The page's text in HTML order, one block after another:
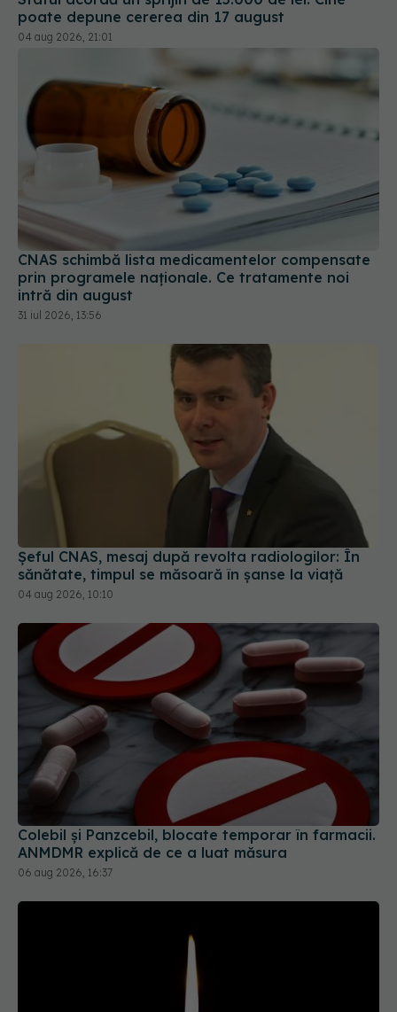
CNAS schimbă lista medicamentelor compensate
prin programele naționale. Ce tratamente noi
intră din august
31 iul 2026, 13:56
Șeful CNAS, mesaj după revolta radiologilor: În
sănătate, timpul se măsoară în șanse la viață
Colebil și Panzcebil, blocate temporar în farmacii.
ANMDMR explică de ce a luat măsura
06 aug 2026, 16:37